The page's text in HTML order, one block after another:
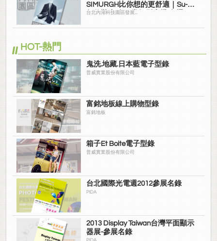
SIMURGH比你想的更舒適｜Su-Si
舒仕裝 都會日常輕鬆穿搭 免燙可
台北內湖科技園區發展...
HOT-熱門
鬼洗.地藏.日本藍電子型錄
普威實業股份有限公司
富銘地板線上購物型錄
富銘地板
箱子Et Boite電子型錄
普威實業股份有限公司
台北國際光電週2012參展名錄
PIDA
2013 Display Taiwan台灣平面顯示
器展-參展名錄
PIDA